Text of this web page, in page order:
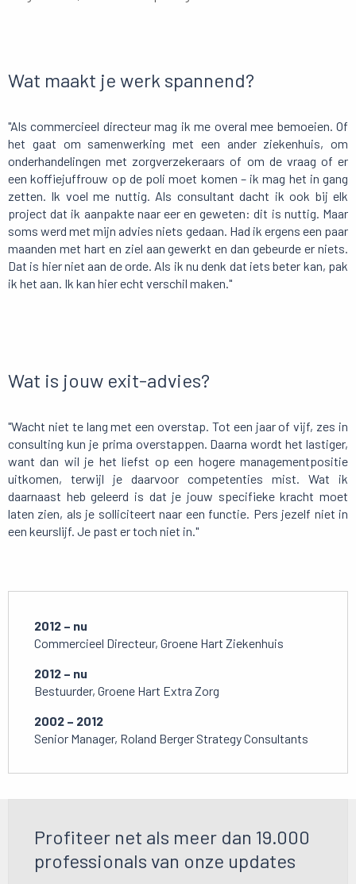
Wat maakt je werk spannend?
"Als commercieel directeur mag ik me overal mee bemoeien. Of
het gaat om samenwerking met een ander ziekenhuis, om
onderhandelingen met zorgverzekeraars of om de vraag of er
een koffiejuffrouw op de poli moet komen – ik mag het in gang
zetten. Ik voel me nuttig. Als consultant dacht ik ook bij elk
project dat ik aanpakte naar eer en geweten: dit is nuttig. Maar
soms werd met mijn advies niets gedaan. Had ik ergens een paar
maanden met hart en ziel aan gewerkt en dan gebeurde er niets.
Dat is hier niet aan de orde. Als ik nu denk dat iets beter kan, pak
ik het aan. Ik kan hier echt verschil maken."
Wat is jouw exit-advies?
"Wacht niet te lang met een overstap. Tot een jaar of vijf, zes in
consulting kun je prima overstappen. Daarna wordt het lastiger,
want dan wil je het liefst op een hogere managementpositie
uitkomen, terwijl je daarvoor competenties mist. Wat ik
daarnaast heb geleerd is dat je jouw specifieke kracht moet
laten zien, als je solliciteert naar een functie. Pers jezelf niet in
een keurslijf. Je past er toch niet in."
2012 – nu
Commercieel Directeur, Groene Hart Ziekenhuis
2012 – nu
Bestuurder, Groene Hart Extra Zorg
2002 – 2012
Senior Manager, Roland Berger Strategy Consultants
Profiteer net als meer dan 19.000
professionals van onze updates